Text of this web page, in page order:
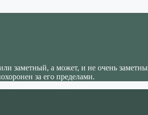
заметный, а может, и не очень
за его пределами.